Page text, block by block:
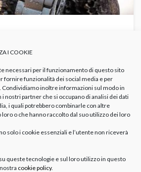
I COOKIE
necessari per il funzionamento di questo sito
fornire funzionalità dei social media e per
inoltre informazioni sul modo in
nostri partner che si occupano di analisi dei dati
i quali potrebbero combinarle con altre
o che hanno raccolto dal suo utilizzo dei loro
solo i cookie essenziali e l’utente non riceverà
queste tecnologie e sul loro utilizzo in questo
cookie policy.
anche a livello ricreativo, sa bene che
l’acqua rappresenta solo metà